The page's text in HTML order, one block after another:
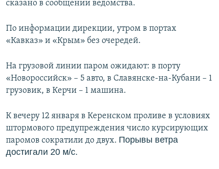
сказано в сообщении ведомства.
По информации дирекции, утром в портах
«Кавказ» и «Крым» без очередей.
На грузовой линии паром ожидают: в порту
«Новороссийск» – 5 авто, в Славянске-на-Кубани – 1
грузовик, в Керчи – 1 машина.
К вечеру 12 января в Керенском проливе в условиях
штормового предупреждения число курсирующих
паромов сократили до двух. Порывы ветра
достигали 20 м/с.